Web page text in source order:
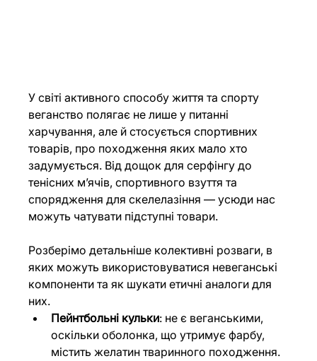
У світі активного способу життя та спорту
веганство полягає не лише у питанні
харчування, але й стосується спортивних
товарів, про походження яких мало хто
задумується. Від дощок для серфінгу до
тенісних м’ячів, спортивного взуття та
спорядження для скелелазіння — усюди нас
можуть чатувати підступні товари.
Розберімо детальніше колективні розваги, в
яких можуть використовуватися невеганські
компоненти та як шукати етичні аналоги для
них.
Пейнтбольні кульки: не є веганськими,
оскільки оболонка, що утримує фарбу,
містить желатин тваринного походження.